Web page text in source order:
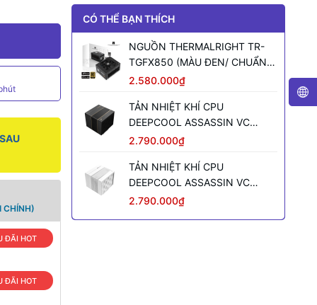
CHÍNH)
ĐÃI HOT
ĐÃI HOT
CÓ THỂ BẠN THÍCH
NGUỒN THERMALRIGHT TR-
TGFX850 (MÀU ĐEN/ CHUẨN
SFX/ FULL MODULAR/ 850W)
2.580.000₫
TẢN NHIỆT KHÍ CPU
DEEPCOOL ASSASSIN VC
ELITE (MÀU ĐEN)
2.790.000₫
TẢN NHIỆT KHÍ CPU
DEEPCOOL ASSASSIN VC
ELITE WH WH (MÀU TRẮNG)
2.790.000₫